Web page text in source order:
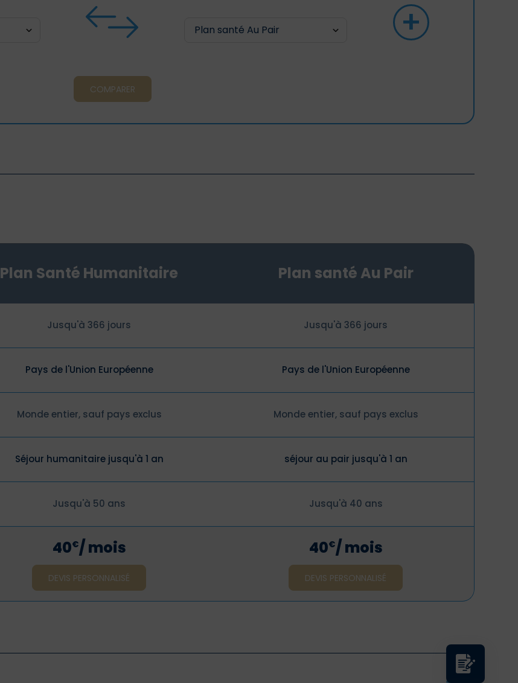
+
COMPARER
Plan Santé Humanitaire Plan santé Au Pair
Jusqu'à 366 jours Jusqu'à 366 jours
Pays de l'Union Européenne Pays de l'Union Européenne
Monde entier, sauf pays exclus Monde entier, sauf pays exclus
Séjour humanitaire jusqu'à 1 an séjour au pair jusqu'à 1 an
Jusqu'à 50 ans Jusqu'à 40 ans
40€/ mois
DEVIS PERSONNALISÉ
40€/ mois
DEVIS PERSONNALISÉ